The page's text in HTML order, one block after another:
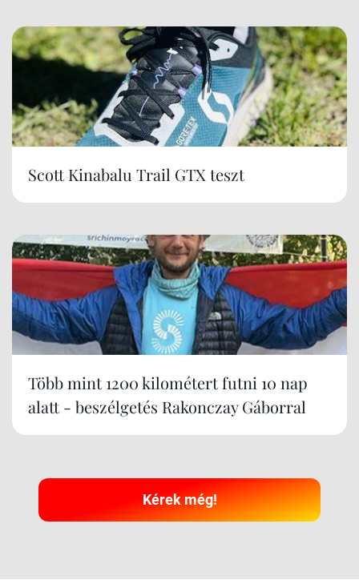
Scott Kinabalu Trail GTX teszt
Több mint 1200 kilométert futni 10 nap
alatt - beszélgetés Rakonczay Gáborral
Kérek még!